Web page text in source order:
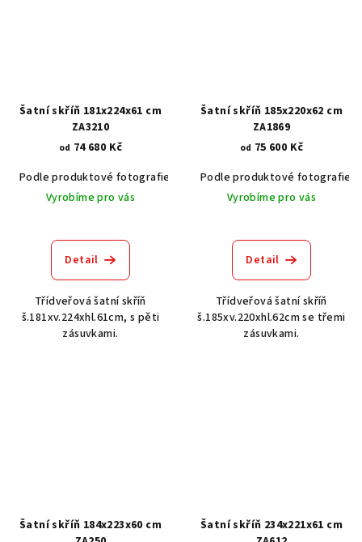
Šatní skříň 181x224x61 cm
ZA3210
od 74 680 Kč
Podle produktové fotografie
Akát vintage BT1551
Dub světlý
Vyrobíme pro vás
Detail
Třídveřová šatní skříň
š.181xv.224xhl.61cm, s pěti
zásuvkami.
Šatní skříň 185x220x62 cm
ZA1869
od 75 600 Kč
Podle produktové fotografie
Vyrobíme pro vás
Detail
Třídveřová šatní skříň
š.185xv.220xhl.62cm se třemi
zásuvkami.
Šatní skříň 184x223x60 cm
Šatní skříň 234x221x61 cm